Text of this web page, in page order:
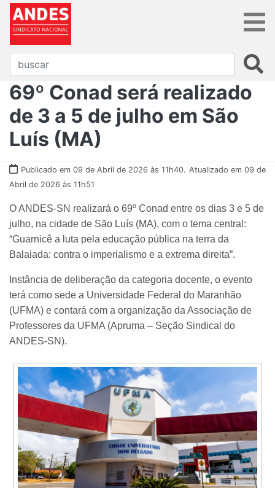
69º Conad será realizado
de 3 a 5 de julho em São
Luís (MA)
Publicado em 09 de Abril de 2026 às 11h40. Atualizado em 09 de
Abril de 2026 às 11h51
O ANDES-SN realizará o 69º Conad entre os dias 3 e 5 de
julho, na cidade de São Luís (MA), com o tema central:
“Guarnicê a luta pela educação pública na terra da
Balaiada: contra o imperialismo e a extrema direita”.
Instância de deliberação da categoria docente, o evento
terá como sede a Universidade Federal do Maranhão
(UFMA) e contará com a organização da Associação de
Professores da UFMA (Apruma – Seção Sindical do
ANDES-SN).